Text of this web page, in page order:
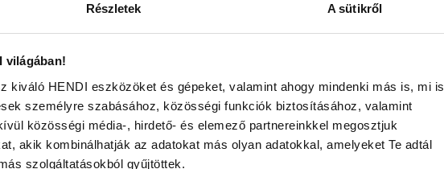
Részletek A sütikről
világában!
kiváló HENDI eszközöket és gépeket, valamint ahogy mindenki más is, mi is
személyre szabásához, közösségi funkciók biztosításához, valamint
közösségi média-, hirdető- és elemező partnereinkkel megosztjuk
akik kombinálhatják az adatokat más olyan adatokkal, amelyeket Te adtál
szolgáltatásokból gyűjtöttek.